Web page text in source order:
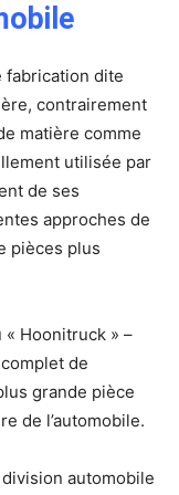
fabrication dite
contrairement
matière comme
utilisée par
de ses
approches de
pièces plus
« Hoonitruck » –
de
grande pièce
de l’automobile.
automobile